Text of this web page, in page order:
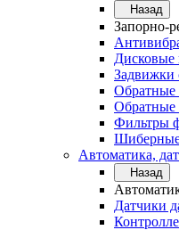
Назад
Запорно-
Дисковые
Задвижки
Обратные
Обратные
Фильтры
Автоматика,
Назад
Датчики